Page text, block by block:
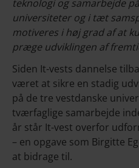
teknologi og samarbejde
universiteter og i tæt
motiveres i høj grad af at
præge udviklingen af
Siden It-vests dannelse
været at sikre en stadig
på de tre vestdanske
tværfaglige samarbejde
år står It-vest overfor
– en opgave som Birgitte
at bidrage til.